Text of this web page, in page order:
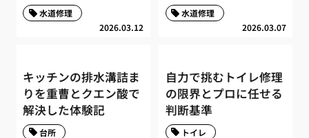
2026.03.12
水道修理
2026.03.07
水道修理
キッチンの排水溝詰ま
りを重曹とクエン酸で
解決した体験記
台所
自力で挑むトイレ修理
の限界とプロに任せる
判断基準
トイレ